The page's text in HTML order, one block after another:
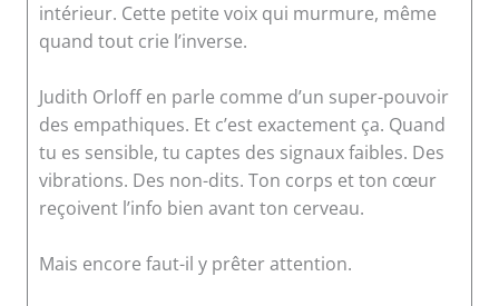
intérieur. Cette petite voix qui murmure, même
quand tout crie l’inverse.
Judith Orloff en parle comme d’un super-pouvoir
des empathiques. Et c’est exactement ça. Quand
tu es sensible, tu captes des signaux faibles. Des
vibrations. Des non-dits. Ton corps et ton cœur
reçoivent l’info bien avant ton cerveau.
Mais encore faut-il y prêter attention.